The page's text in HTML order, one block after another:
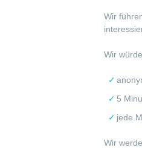
Wir
Wir
5
jede
Wir